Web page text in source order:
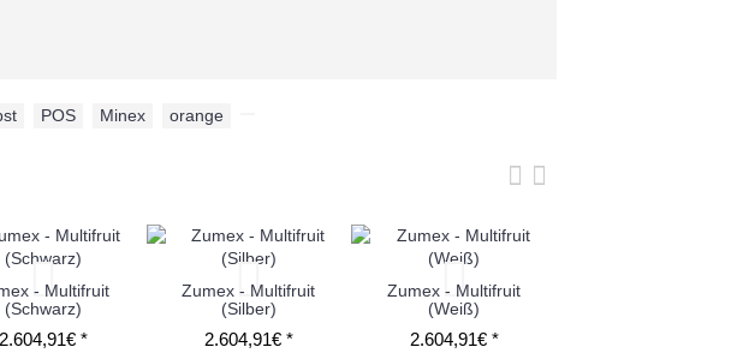
POS Minex orange
- Multifruit
(Schwarz)
2.604,91€ *
Zumex - Multifruit
(Silber)
2.604,91€ *
Zumex - Multifruit
(Weiß)
2.604,91€ *